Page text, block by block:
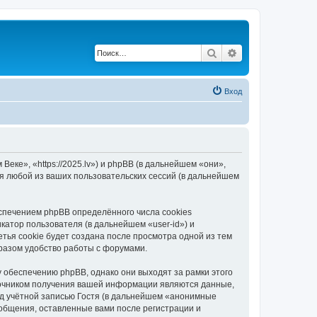
Поиск
Вход
«https://2025.lv») и phpBB (в дальнейшем «они»,
из ваших пользовательских сессий (в дальнейшем
phpBB определённого числа cookies
пользователя (в дальнейшем «user-id») и
cookie будет создана после просмотра одной из тем
удобство работы с форумами.
phpBB, однако они выходят за рамки этого
получения вашей информации являются данные,
записью Гостя (в дальнейшем «анонимные
оставленные вами после регистрации и